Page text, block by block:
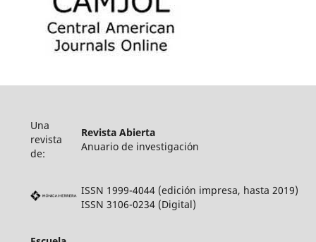
Una
revista
de:
Revista Abierta
Anuario de investigación
ISSN 1999-4044 (edición impresa, hasta 2019)
ISSN 3106-0234 (Digital)